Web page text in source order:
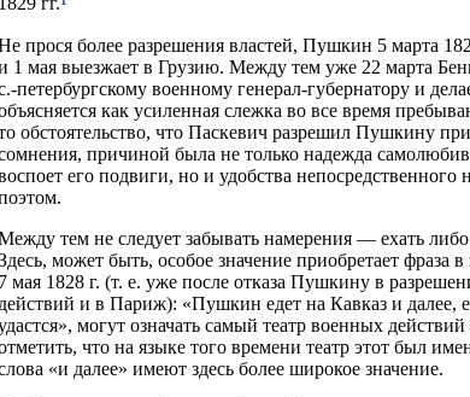
прося более разрешения властей, Пушкин 5 марта
1 мая выезжает в Грузию. Между тем уже 22 марта
петербургскому военному генерал-губернатору и
как усиленная слежка во все время
обстоятельство, что Паскевич разрешил Пушкину
причиной была не только надежда
его подвиги, но и удобства
тем не следует забывать намерения — ехать
может быть, особое значение приобретает фраза
7 мая 1828 г. (т. е. уже после отказа Пушкину в
действий и в Париж): «Пушкин едет на Кавказ и далее,
могут означать самый театр военных действий
что на языке того времени театр этот был
«и далее» имеют здесь более широкое значение.